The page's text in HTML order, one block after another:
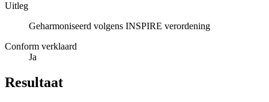
Uitleg
Geharmoniseerd volgens INSPIRE verordening
Conform verklaard
Ja
Resultaat